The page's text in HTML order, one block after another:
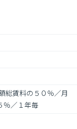
総賃料の５０％／月
％／１年毎